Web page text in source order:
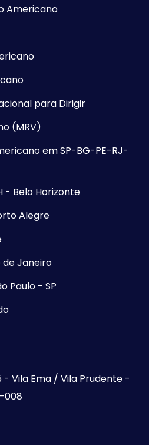
Americano
para Dirigir
(MRV)
em SP-BG-PE-RJ-
- Belo Horizonte
Alegre
de Janeiro
Paulo - SP
- Vila Ema / Vila Prudente -
008